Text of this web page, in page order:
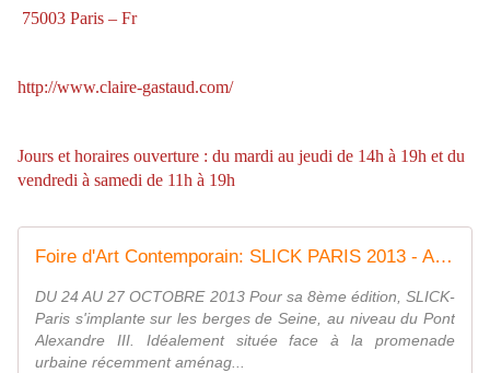
75003 Paris – Fr
http://www.claire-gastaud.com/
Jours et horaires ouverture : du mardi au jeudi de 14h à 19h et du
vendredi à samedi de 11h à 19h
Foire d'Art Contemporain: SLICK PARIS 2013 - ACTUART by Eric SIMON
DU 24 AU 27 OCTOBRE 2013 Pour sa 8ème édition, SLICK-
Paris s'implante sur les berges de Seine, au niveau du Pont
Alexandre III. Idéalement située face à la promenade
urbaine récemment aménag...